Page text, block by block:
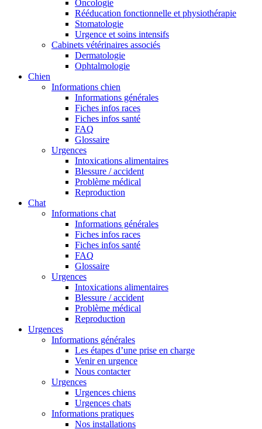
Oncologie
Rééducation fonctionnelle et physiothérapie
Stomatologie
Urgence et soins intensifs
Cabinets vétérinaires associés
Dermatologie
Ophtalmologie
Chien
Informations chien
Informations générales
Fiches infos races
Fiches infos santé
FAQ
Glossaire
Urgences
Intoxications alimentaires
Blessure / accident
Problème médical
Reproduction
Chat
Informations chat
Informations générales
Fiches infos races
Fiches infos santé
FAQ
Glossaire
Urgences
Intoxications alimentaires
Blessure / accident
Problème médical
Reproduction
Urgences
Informations générales
Les étapes d’une prise en charge
Venir en urgence
Nous contacter
Urgences
Urgences chiens
Urgences chats
Informations pratiques
Nos installations